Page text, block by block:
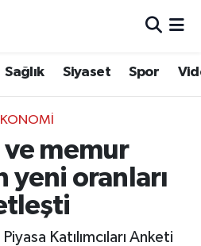
Sağlık Siyaset Spor
ve memur
yeni oranları
Katılımcıları Anketi